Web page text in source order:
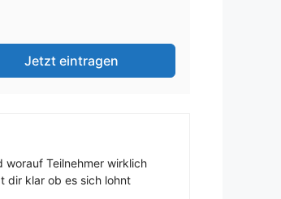
Jetzt eintragen
worauf Teilnehmer wirklich
dir klar ob es sich lohnt